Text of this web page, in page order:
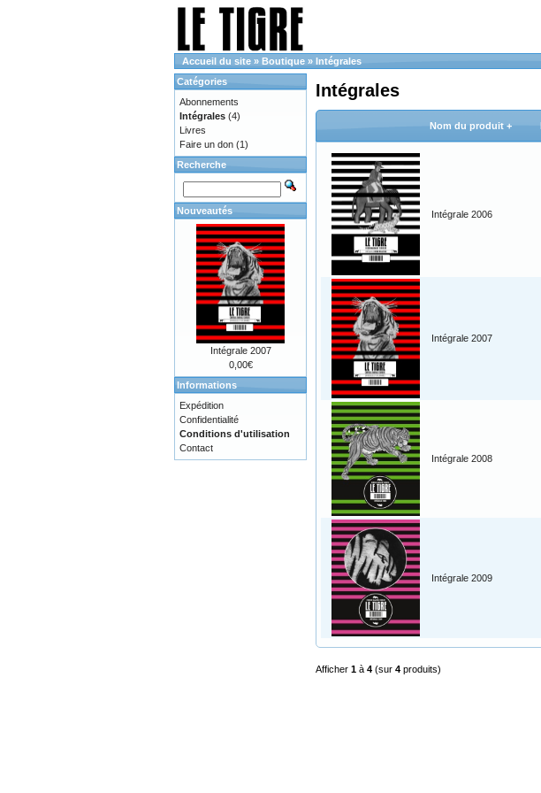
Accueil du site » Boutique » Intégrales
Intégrales
Nom du produit +
Intégrale 2006
Intégrale 2007
Intégrale 2008
Intégrale 2009
Afficher 1 à 4 (sur 4 produits)
Catégories
Abonnements
Intégrales (4)
Livres
Faire un don (1)
Recherche
Nouveautés
Intégrale 2007
0,00€
Informations
Expédition
Confidentialité
Conditions d'utilisation
Contact